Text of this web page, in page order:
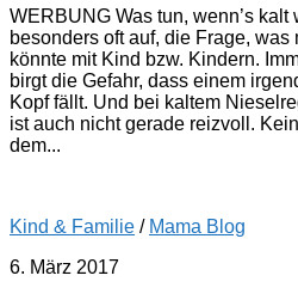
WERBUNG Was tun, wenn’s
besonders oft auf, die Frage,
könnte mit Kind bzw. Kindern.
birgt die Gefahr, dass einem
Kopf fällt. Und bei kaltem
ist auch nicht gerade reizvoll.
dem...
Kind & Familie / Mama Blog
6. März 2017